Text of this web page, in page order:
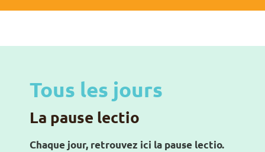
Tous les jours
La pause lectio
Chaque jour, retrouvez ici la pause lectio.